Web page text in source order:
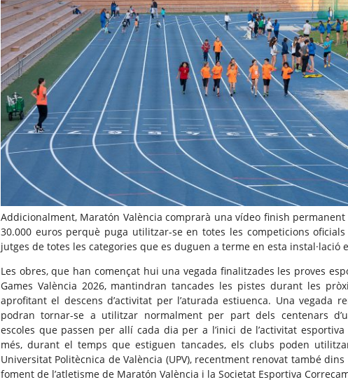
Addicionalment, Maratón València comprarà una vídeo finish permanent
30.000 euros perquè puga utilitzar-se en totes les competicions
jutges de totes les categories que es duguen a terme en esta instal·lació
Les obres, que han començat hui una vegada finalitzades les proves
Games València 2026, mantindran tancades les pistes durant les
aprofitant el descens d’activitat per l’aturada estiuenca. Una vegada
podran tornar-se a utilitzar normalment per part dels centenars
escoles que passen per allí cada dia per a l’inici de l’activitat
més, durant el temps que estiguen tancades, els clubs poden
Universitat Politècnica de València (UPV), recentment renovat també
foment de l’atletisme de Maratón València i la Societat Esportiva